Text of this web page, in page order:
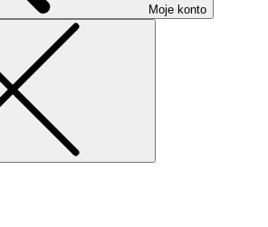
Moje konto